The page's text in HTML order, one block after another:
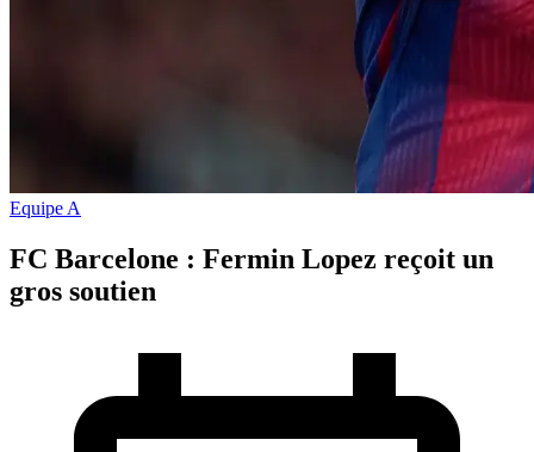
Equipe A
FC Barcelone : Fermin Lopez reçoit un
gros soutien